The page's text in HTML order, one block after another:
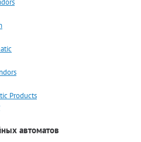
Products
автоматов